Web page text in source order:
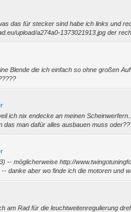
das für stecker sind habe ich links und
upload/a274a0-1373021913.jpg der
Blende die ich einfach so ohne großen
ich nix endecke an meinen
das man dafür alles ausbauen muss
-- möglicherweise http://
danke aber wo finde ich die motoren und
am Rad für die leuchtweitenregulierung